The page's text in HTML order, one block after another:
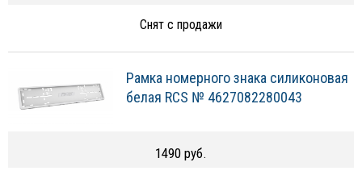
Снят с продажи
Рамка номерного знака силиконовая
белая RCS № 4627082280043
1490 руб.